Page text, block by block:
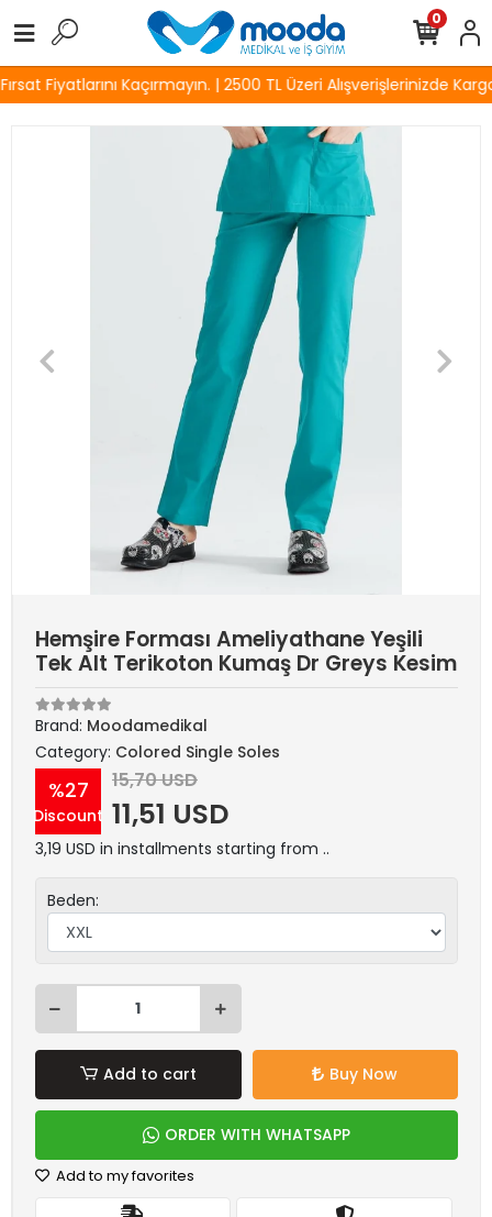
Fiyatlarını Kaçırmayın. | 2500 TL Üzeri Alışverişlerinizde
0
Hemşire Forması Ameliyathane Yeşili
Tek Alt Terikoton Kumaş Dr Greys Kesim
Brand: Moodamedikal
Category: Colored Single Soles
%27
Discount
15,70 USD
11,51 USD
3,19 USD in installments starting from ..
Beden:
Add to cart Buy Now
ORDER WITH WHATSAPP
Add to my favorites